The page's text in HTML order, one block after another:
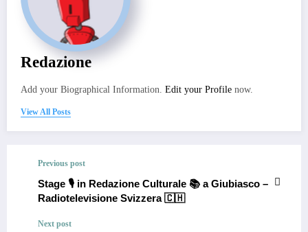
Redazione
Add your Biographical Information. Edit your Profile now.
View All Posts
Previous post
Stage 🎙️ in Redazione Culturale 📚 a Giubiasco –
Radiotelevisione Svizzera 🇨🇭
Next post